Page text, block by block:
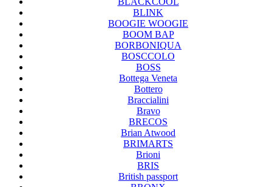
BLINK
BOOGIE WOOGIE
BOOM BAP
BORBONIQUA
BOSCCOLO
BOSS
Bottega Veneta
Bottero
Braccialini
Bravo
BRECOS
Brian Atwood
BRIMARTS
Brioni
BRIS
British passport